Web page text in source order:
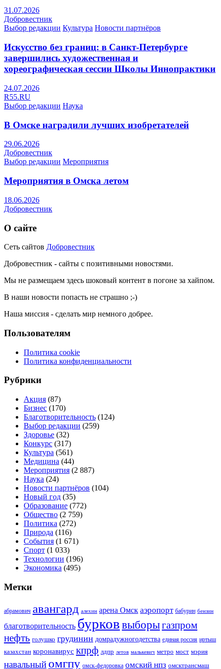
31.07.2026
Добровестник
Выбор редакции Культура Новости партнёров
Искусство без границ: в Санкт-Петербурге
завершились художественная и
хореографическая сессии Школы Иннопрактики
24.07.2026
R55.RU
Выбор редакции Наука
В Омске наградили лучших изобретателей
29.06.2026
Добровестник
Выбор редакции Мероприятия
Мероприятия в Омска летом
18.06.2026
Добровестник
О сайте
Сеть сайтов Добровестник
Добровестник - сайты с позитивными новостями.
Мы не размещаем здесь шоковый контент в погоне за хайпом.
В наши новости попасть не страшно ;-)
Наша миссия - сделать мир немного добрее.
Пользователям
Политика cookie
Политика конфиденциальности
Рубрики
Акция (87)
Бизнес (170)
Благотворительность (124)
Выбор редакции (259)
Здоровье (32)
Конкурс (317)
Культура (561)
Медицина (44)
Мероприятия (2 887)
Наука (24)
Новости партнёров (104)
Новый год (35)
Образование (772)
Общество (2 759)
Политика (272)
Природа (116)
События (1 671)
Спорт (1 033)
Технологии (196)
Экономика (495)
Метки
абрамович авангард алехин арена Омск аэропорт бабурин бензин
благотворительность бурков выборыгазпром
нефть голушко грудинин домрадужногодетства единая россия иртыш
казахстан коронавирус кпрф лдпр летов малькевич метро мост мэрия
навальный омгпу омск-федоровка омский нпз омсктрансмаш